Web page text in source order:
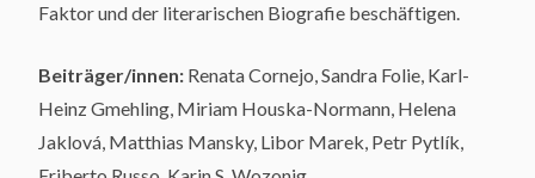
Faktor und der literarischen Biografie beschäftigen.
Beiträger/innen: Renata Cornejo, Sandra Folie, Karl-
Heinz Gmehling, Miriam Houska-Normann, Helena
Jaklová, Matthias Mansky, Libor Marek, Petr Pytlík,